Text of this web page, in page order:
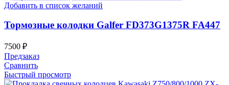
Добавить в список желаний
Тормозные колодки Galfer FD373G1375R FA447
7500 ₽
Предзаказ
Сравнить
Быстрый просмотр